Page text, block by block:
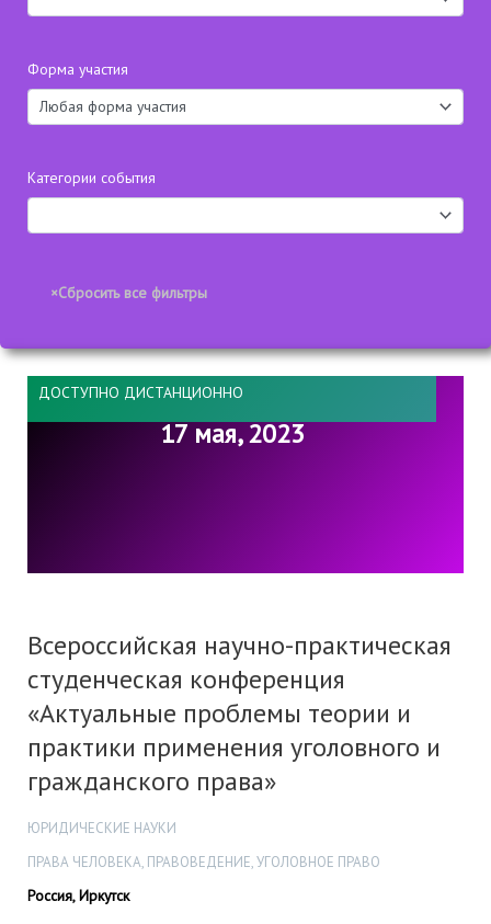
Форма участия
Категории события
ДОСТУПНО ДИСТАНЦИОННО
17 мая, 2023
Всероссийская научно-практическая
студенческая конференция
«Актуальные проблемы теории и
практики применения уголовного и
гражданского права»
ЮРИДИЧЕСКИЕ НАУКИ
ПРАВА ЧЕЛОВЕКА, ПРАВОВЕДЕНИЕ, УГОЛОВНОЕ ПРАВО
Россия, Иркутск